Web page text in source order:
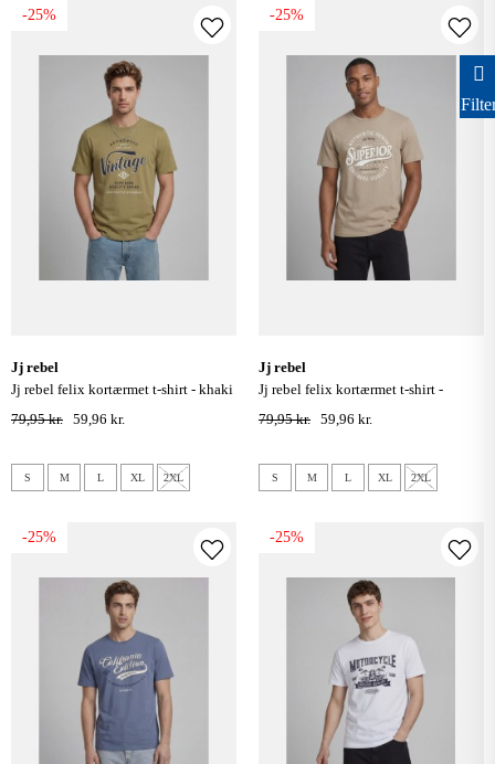
-25%
jj rebel
jj rebel felix kortærmet t-shirt - khaki
79,95 kr. 59,96 kr.
S M L XL 2XL
-25%
jj rebel
jj rebel felix kortærmet t-shirt -
roasted cashew
79,95 kr. 59,96 kr.
S M L XL 2XL
-25% -25%